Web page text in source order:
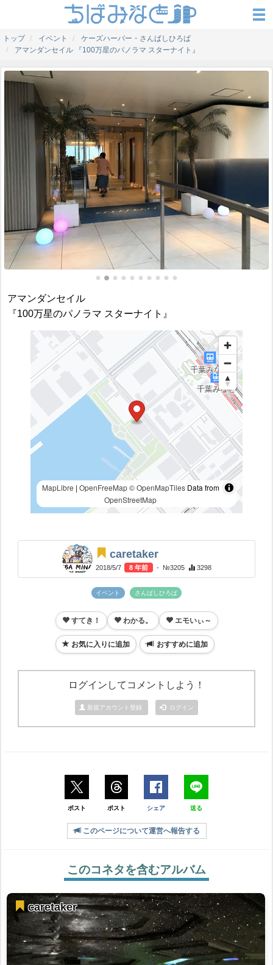
トップ イベント
ケーズハーバー・さんばしひろば
アマンダンセイル 『100万星のパノラマ スターナイト』
アマンダンセイル
『100万星のパノラマ スターナイト』
MapLibre | OpenFreeMap © OpenMapTilesData from
OpenStreetMap
caretaker
2018/5/7 8 年前 - №3205 3298
イベント さんばしひろば
すてき！ わかる。 エモいぃ～
お気に入りに追加 おすすめに追加
ログインしてコメントしよう！
新規アカウント登録 ログイン
ポスト ポスト シェア 送る
このページについて運営へ報告する
このコネタを含むアルバム
caretaker